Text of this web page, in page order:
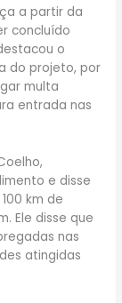
a partir da
concluído
o
do projeto, por
multa
entrada nas
e disse
km de
Ele disse que
nas
atingidas